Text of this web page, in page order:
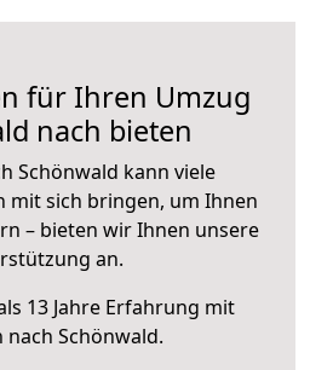
für Ihren Umzug
nach bieten
Schönwald kann viele
mit sich bringen, um Ihnen
– bieten wir Ihnen unsere
an.
13 Jahre Erfahrung mit
nach Schönwald.